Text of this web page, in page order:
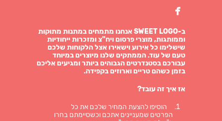

ב-SWEET LOGO אנחנו מתמחים במתנות מתוקות
וממותגות, מוצרי פרסום ויח"צ ומזכרות ייחודיות
שישלימו כל אירוע וישאירו אצל הלקוחות שלכם
טעם של עוד. הממתקים שלנו מיוצרים במיוחד
עבורכם בסטנדרטים הגבוהים ביותר ומגיעים אליכם
בזמן כשהם טריים וארוזים בקפידה.
אז איך זה עובד?
הוסיפו להצעת המחיר שלכם את כל
הפרטים שמעניינים אתכם וכשסיימתם בחרו